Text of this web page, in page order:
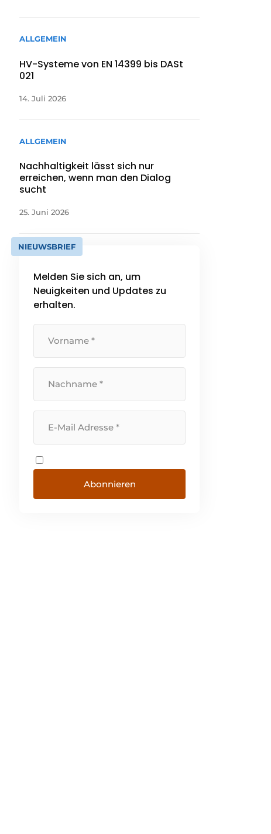
ALLGEMEIN
HV-Systeme von EN 14399 bis DASt
021
14. Juli 2026
ALLGEMEIN
Nachhaltigkeit lässt sich nur
erreichen, wenn man den Dialog
sucht
25. Juni 2026
NIEUWSBRIEF
Melden Sie sich an, um
Neuigkeiten und Updates zu
erhalten.
Abonnieren